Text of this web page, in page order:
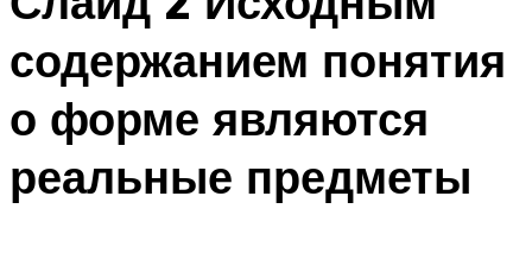
содержанием понятия
о форме являются
реальные предметы